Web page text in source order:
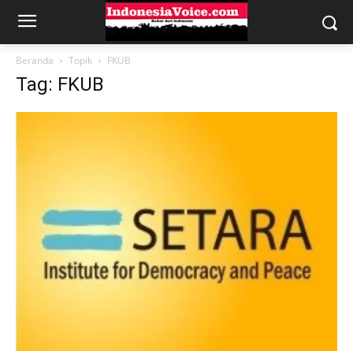
Beranda Topik FKUB
Tag: FKUB